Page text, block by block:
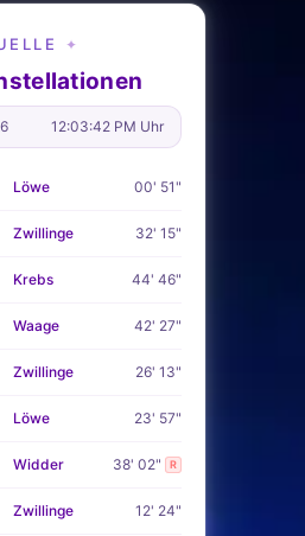
✦
12:03:43 PM Uhr
Löwe 00' 51"
Zwillinge 32' 15"
Krebs 44' 46"
Waage 42' 27"
Zwillinge 26' 13"
Löwe 23' 57"
Widder 38' 02" R
Zwillinge 12' 24"